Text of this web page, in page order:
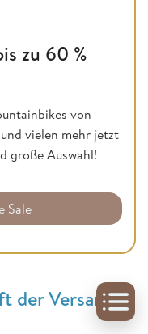
zu 60 %
von
vielen mehr jetzt
große Auswahl!
Sale
der Versand